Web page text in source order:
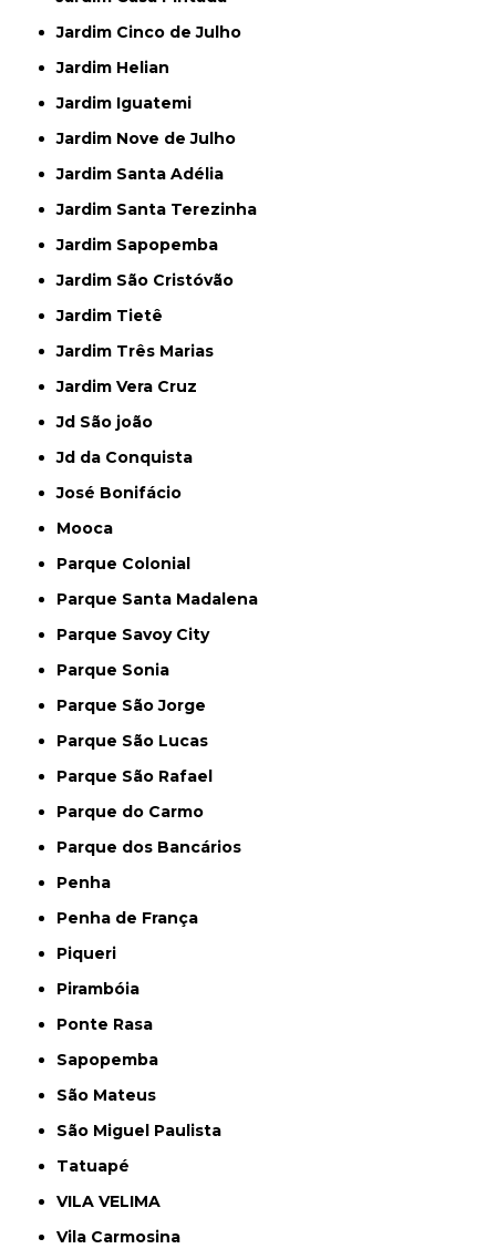
Jardim Cinco de Julho
Jardim Helian
Jardim Iguatemi
Jardim Nove de Julho
Jardim Santa Adélia
Jardim Santa Terezinha
Jardim Sapopemba
Jardim São Cristóvão
Jardim Tietê
Jardim Três Marias
Jardim Vera Cruz
Jd São joão
Jd da Conquista
José Bonifácio
Mooca
Parque Colonial
Parque Santa Madalena
Parque Savoy City
Parque Sonia
Parque São Jorge
Parque São Lucas
Parque São Rafael
Parque do Carmo
Parque dos Bancários
Penha
Penha de França
Piqueri
Pirambóia
Ponte Rasa
Sapopemba
São Mateus
São Miguel Paulista
Tatuapé
VILA VELIMA
Vila Carmosina